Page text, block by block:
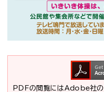
PDFの閲覧にはAdobe社の